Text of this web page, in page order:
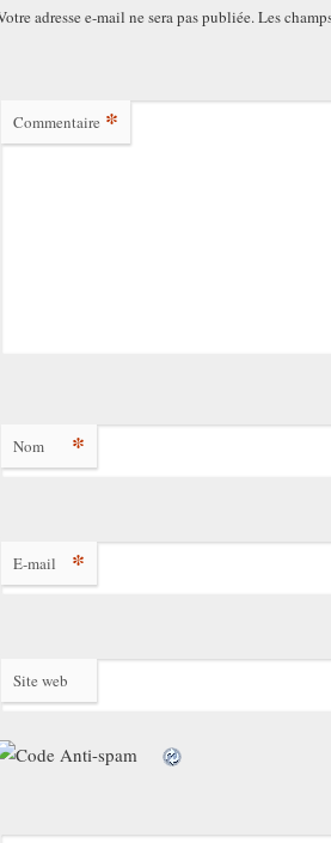
adresse e-mail ne sera pas publiée.Les
Commentaire *
Nom *
E-mail *
Site web